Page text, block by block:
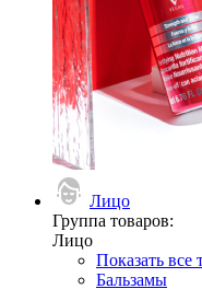
Лицо
Группа товаров:
Лицо
Показать все
Бальзамы